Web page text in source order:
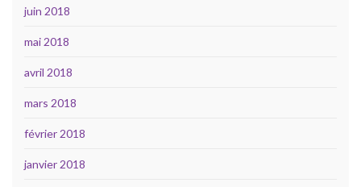
juin 2018
mai 2018
avril 2018
mars 2018
février 2018
janvier 2018